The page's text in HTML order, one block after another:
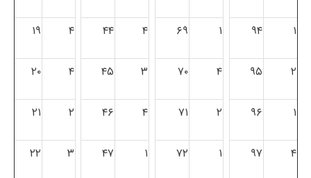
۱ ۹۴ ۱ ۶۹ ۴ ۴۴ ۴ ۱۹
۲ ۹۵ ۴ ۷۰ ۳ ۴۵ ۴ ۲۰
۱ ۹۶ ۲ ۷۱ ۴ ۴۶ ۲ ۲۱
۴ ۹۷ ۱ ۷۲ ۱ ۴۷ ۳ ۲۲